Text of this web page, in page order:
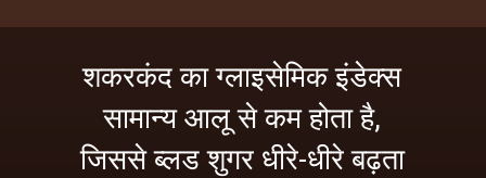
शकरकंद का ग्लाइसेमिक इंडेक्स
सामान्य आलू से कम होता है,
जिससे ब्लड शुगर धीरे-धीरे बढ़ता